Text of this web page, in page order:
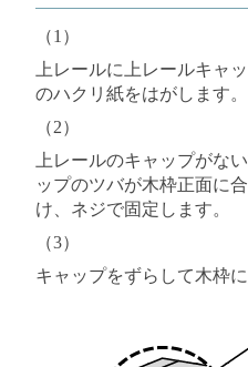
（1）
上レールに上レールキャ
のハクリ紙をはがします。
（2）
上レールのキャップがな
ップのツバが木枠正面に
け、ネジで固定します。
（3）
キャップをずらして木枠